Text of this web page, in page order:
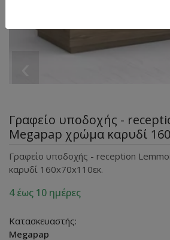
Γραφείο υποδοχής -
Megapap χρώμα καρυδί
Γραφείο υποδοχής - reception
καρυδί 160x70x110εκ.
4 έως 10 ημέρες
Κατασκευαστής:
Megapap